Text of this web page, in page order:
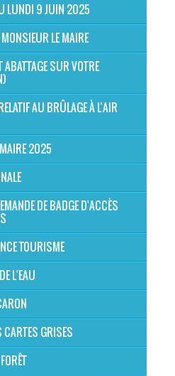
LUNDI 9 JUIN 2025
LE MAIRE
ABATTAGE SUR VOTRE
AU BRÛLAGE À L’AIR
2025
DE BADGE D'ACCÈS
TOURISME
L'EAU
CARTES GRISES